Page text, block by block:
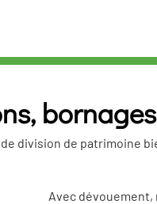
division de patrimoine
Avec